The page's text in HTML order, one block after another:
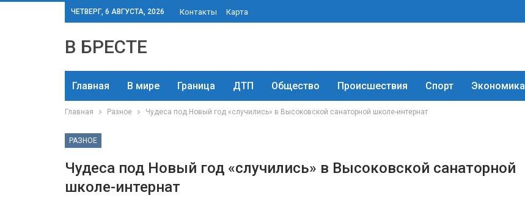
ЧЕТВЕРГ, 6 АВГУСТА, 2026 Контакты Карта
В БРЕСТЕ
Главная В мире Граница ДТП Общество Происшествия Спорт Экономика
Главная Разное Чудеса под Новый год «случились» в Высоковской санаторной школе-интернат
РАЗНОЕ
Чудеса под Новый год «случились» в Высоковской санаторной
школе-интернат